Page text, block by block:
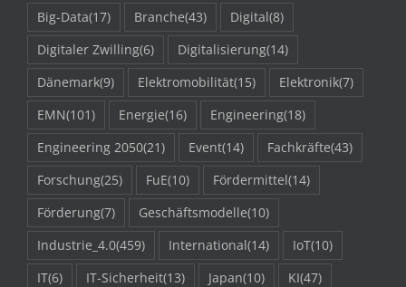
Big-Data(17) Branche(43) Digital(8)
Digitaler Zwilling(6) Digitalisierung(14)
Dänemark(9) Elektromobilität(15) Elektronik(7)
EMN(101) Energie(16) Engineering(18)
Engineering 2050(21) Event(14) Fachkräfte(43)
Forschung(25) FuE(10) Fördermittel(14)
Förderung(7) Geschäftsmodelle(10)
Industrie_4.0(459) International(14) IoT(10)
IT(6) IT-Sicherheit(13) Japan(10) KI(47)